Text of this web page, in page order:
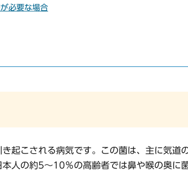
必要な場合
起こされる病気です。この菌は、主に気道
本人の約5～10％の高齢者では鼻や喉の奥に